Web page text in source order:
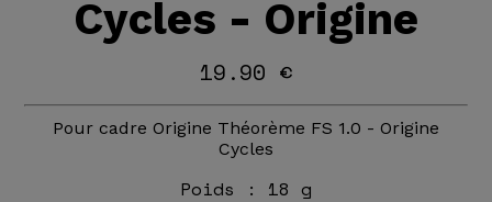
Cycles - Origine
19.90 €
Pour cadre Origine Théorème FS 1.0 - Origine
Cycles
Poids : 18 g